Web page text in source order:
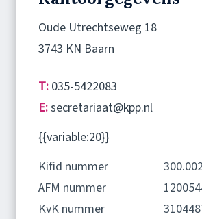
Oude Utrechtseweg 18
3743 KN Baarn
T: 035-5422083
E:secretariaat@kpp.nl
{{variable:20}}
Kifid nummer
AFM nummer
KvK nummer